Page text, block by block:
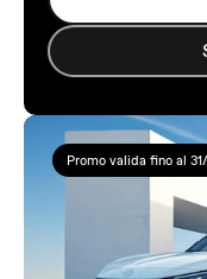
Promo valida fino al